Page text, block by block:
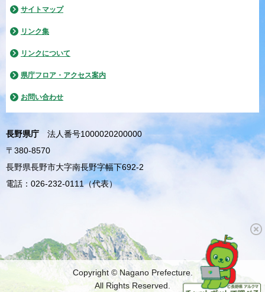
サイトマップ
リンク集
リンクについて
県庁フロア・アクセス案内
お問い合わせ
長野県庁
法人番号1000020200000
〒380-8570
長野県長野市大字南長野字幅下692-2
電話：026-232-0111（代表）
Copyright © Nagano Prefecture.
All Rights Reserved.